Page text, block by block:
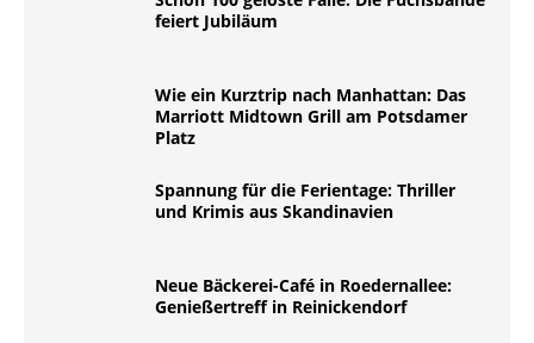
feiert Jubiläum
Wie ein Kurztrip nach Manhattan: Das
Marriott Midtown Grill am Potsdamer
Platz
Spannung für die Ferientage: Thriller
und Krimis aus Skandinavien
Neue Bäckerei-Café in Roedernallee:
Genießertreff in Reinickendorf